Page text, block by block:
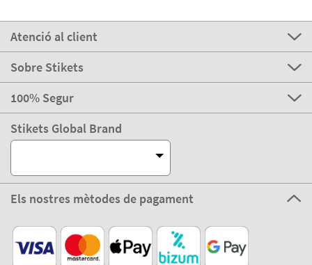
Atenció al client
Sobre Stikets
100% Segur
Stikets Global Brand
Els nostres mètodes de pagament